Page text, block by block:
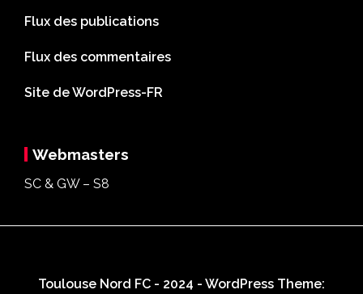
Flux des publications
Flux des commentaires
Site de WordPress-FR
Webmasters
SC & GW – S8
Toulouse Nord FC - 2024 - WordPress Theme: